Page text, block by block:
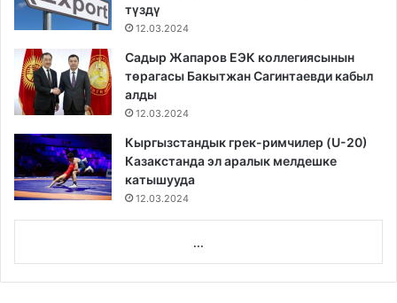
түздү
12.03.2024
Садыр Жапаров ЕЭК коллегиясынын
төрагасы Бакытжан Сагинтаевди кабыл
алды
12.03.2024
Кыргызстандык грек-римчилер (U-20)
Казакстанда эл аралык мелдешке
катышууда
12.03.2024
...